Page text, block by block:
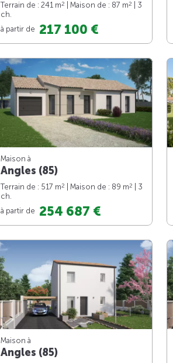
Terrain de : 241 m2 | Maison de : 87 m2
| 3
ch.
à partir de 217 100 €
Maison à
Angles (85)
Terrain de : 517 m2 | Maison de : 89 m2
| 3
ch.
à partir de 254 687 €
Maison à
Angles (85)